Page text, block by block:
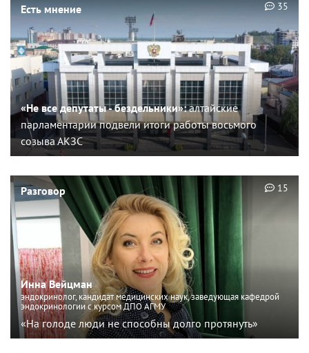
Есть мнение
«Не все депутаты - бездельники»:алтайские
парламентарии подвели итоги работы восьмого
созыва АКЗС
35
Разговор
Инна Вейцман
эндокринолог, кандидат медицинских наук, заведующая кафедрой
эндокринологии с курсом ДПО АГМУ
«На голоде люди не способны долго протянуть»
15